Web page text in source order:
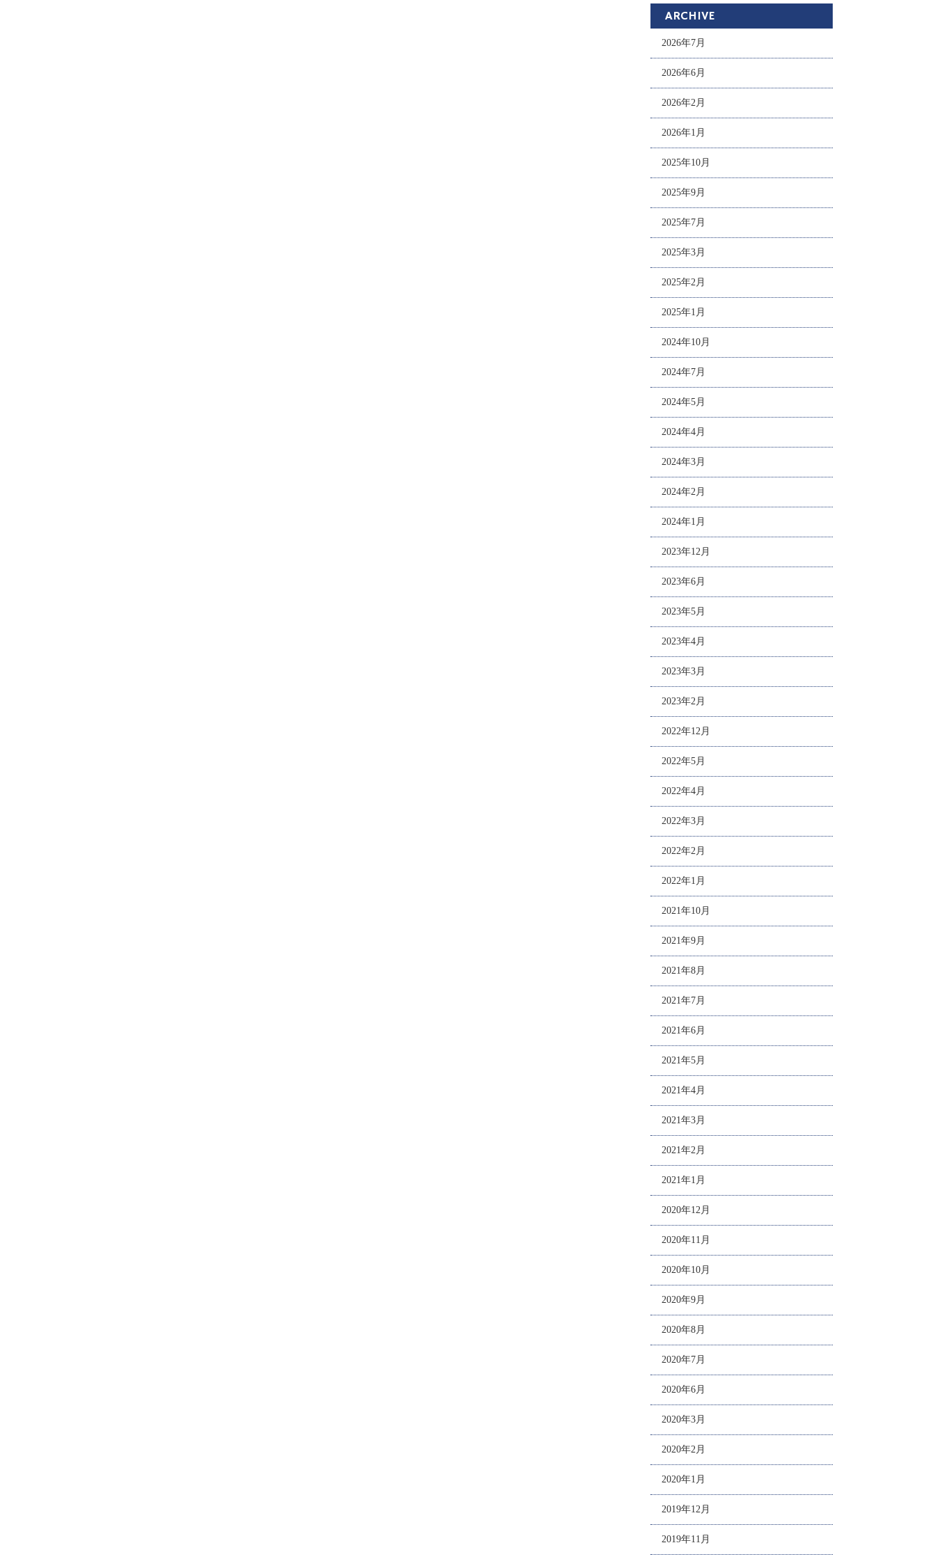
ARCHIVE
2026年7月
2026年6月
2026年2月
2026年1月
2025年10月
2025年9月
2025年7月
2025年3月
2025年2月
2025年1月
2024年10月
2024年7月
2024年5月
2024年4月
2024年3月
2024年2月
2024年1月
2023年12月
2023年6月
2023年5月
2023年4月
2023年3月
2023年2月
2022年12月
2022年5月
2022年4月
2022年3月
2022年2月
2022年1月
2021年10月
2021年9月
2021年8月
2021年7月
2021年6月
2021年5月
2021年4月
2021年3月
2021年2月
2021年1月
2020年12月
2020年11月
2020年10月
2020年9月
2020年8月
2020年7月
2020年6月
2020年3月
2020年2月
2020年1月
2019年12月
2019年11月